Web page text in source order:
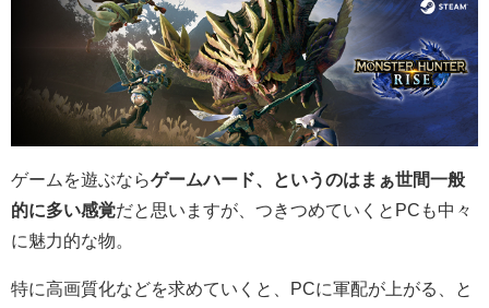
ゲームを遊ぶならゲームハード、というのはまぁ世間一般
的に多い感覚だと思いますが、つきつめていくとPCも中々
に魅力的な物。
特に高画質化などを求めていくと、PCに軍配が上がる、と